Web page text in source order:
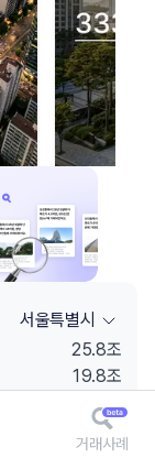
서울특별시
25.8조
19.8조
19.6조
19.3조
19.1조
거래사례